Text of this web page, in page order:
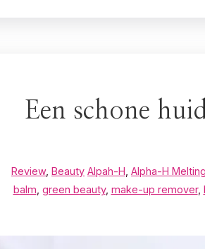
Een schone
Review, Beauty Alpah-H Alpha-H
balm green beauty, make-up remover,